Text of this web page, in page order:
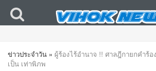
ข่าวประจำวัน » ผู้ร้องไร้อำนาจ !! ศาลฎีกายกคำร้
เป็น เท่าพิภพ